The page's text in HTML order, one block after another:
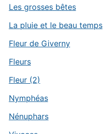
Les grosses bêtes
La pluie et le beau temps
Fleur de Giverny
Fleurs
Fleur (2)
Nymphéas
Nénuphars